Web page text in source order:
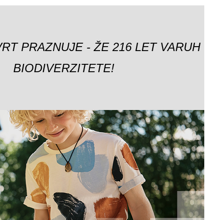
PRAZNUJE - ŽE 216 LET VARUH
BIODIVERZITETE!